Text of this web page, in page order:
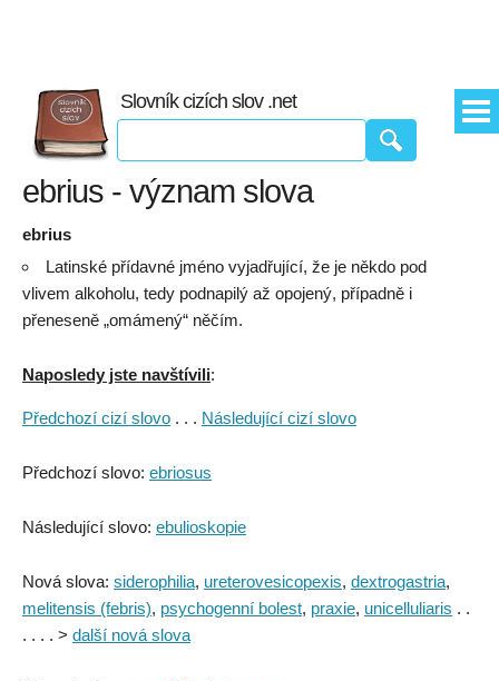
Slovník cizích slov .net
ebrius - význam slova
ebrius
Latinské přídavné jméno vyjadřující, že je někdo pod
vlivem alkoholu, tedy podnapilý až opojený, případně i
přeneseně „omámený“ něčím.
Naposledy jste navštívili:
Předchozí cizí slovo . . . Následující cizí slovo
Předchozí slovo: ebriosus
Následující slovo: ebulioskopie
Nová slova: siderophilia, ureterovesicopexis, dextrogastria,
melitensis (febris), psychogenní bolest, praxie, unicelluliaris . .
. . . . > další nová slova